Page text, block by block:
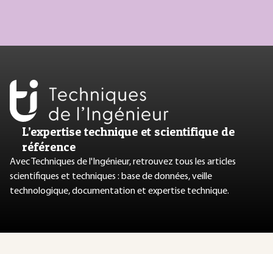
L’expertise technique et scientifique de
référence
Avec Techniques de l'Ingénieur, retrouvez tous les articles
scientifiques et techniques : base de données, veille
technologique, documentation et expertise technique.